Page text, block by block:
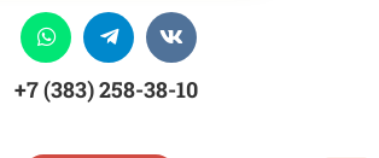
+7 (383) 258-38-10